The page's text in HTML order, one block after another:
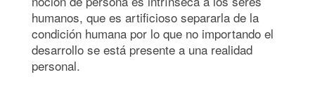
humanos, que es artificioso separarla de la
condición humana por lo que no importando el
desarrollo se está presente a una realidad
personal.